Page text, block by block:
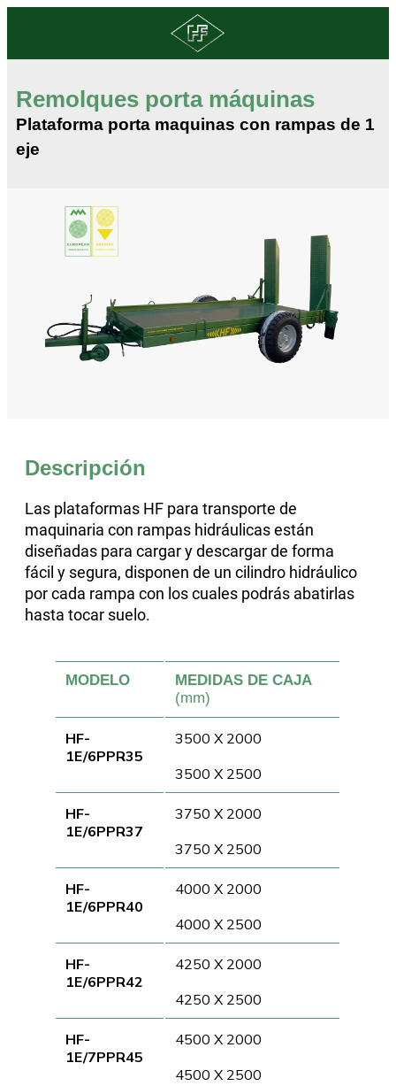
Remolques porta máquinas
Plataforma porta maquinas con rampas de 1
eje
Descripción
Las plataformas HF para transporte de
maquinaria con rampas hidráulicas están
diseñadas para cargar y descargar de forma
fácil y segura, disponen de un cilindro hidráulico
por cada rampa con los cuales podrás abatirlas
hasta tocar suelo.
MODELO
MEDIDAS DE CAJA
(mm)
HF-
1E/6PPR35
3500 X 2000
3500 X 2500
HF-
1E/6PPR37
3750 X 2000
3750 X 2500
HF-
1E/6PPR40
4000 X 2000
4000 X 2500
HF-
1E/6PPR42
4250 X 2000
4250 X 2500
HF-
1E/7PPR45
4500 X 2000
4500 X 2500